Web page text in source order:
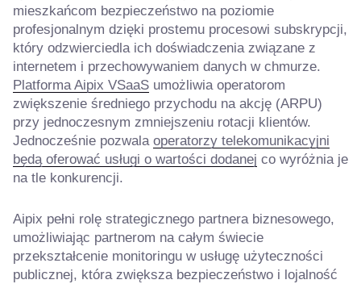
mieszkańcom bezpieczeństwo na poziomie
profesjonalnym dzięki prostemu procesowi subskrypcji,
który odzwierciedla ich doświadczenia związane z
internetem i przechowywaniem danych w chmurze.
Platforma Aipix VSaaS umożliwia operatorom
zwiększenie średniego przychodu na akcję (ARPU)
przy jednoczesnym zmniejszeniu rotacji klientów.
Jednocześnie pozwala operatorzy telekomunikacyjni
będą oferować usługi o wartości dodanej co wyróżnia je
na tle konkurencji.
Aipix pełni rolę strategicznego partnera biznesowego,
umożliwiając partnerom na całym świecie
przekształcenie monitoringu w usługę użyteczności
publicznej, która zwiększa bezpieczeństwo i lojalność